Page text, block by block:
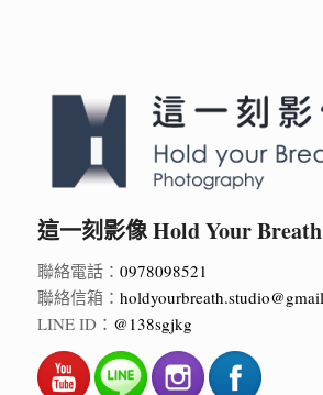
這一刻影像 Hold Your Breath
聯絡電話： 0978098521
聯絡信箱：
LINE ID： @138sgjkg